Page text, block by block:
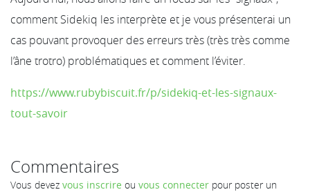
comment Sidekiq les interprète et je vous présenterai un
cas pouvant provoquer des erreurs très (très très comme
l’âne trotro) problématiques et comment l’éviter.
https://www.rubybiscuit.fr/p/sidekiq-et-les-signaux-
tout-savoir
Commentaires
Vous devez vous inscrire ou vous connecter pour poster un